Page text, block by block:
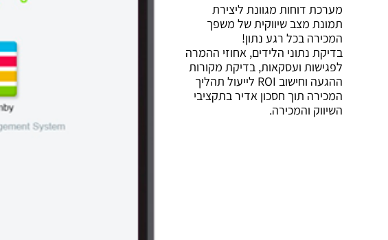
מערכת דוחות מגוונת ליצירת
תמונת מצב שיווקית של משפך
המכירה בכל רגע נתון!
בדיקת נתוני הלידים, אחוזי ההמרה
לפגישות ועסקאות, בדיקת מקורות
ההגעה וחישוב ROI לייעול תהליך
המכירה תוך חסכון אדיר בתקציבי
השיווק והמכירה.